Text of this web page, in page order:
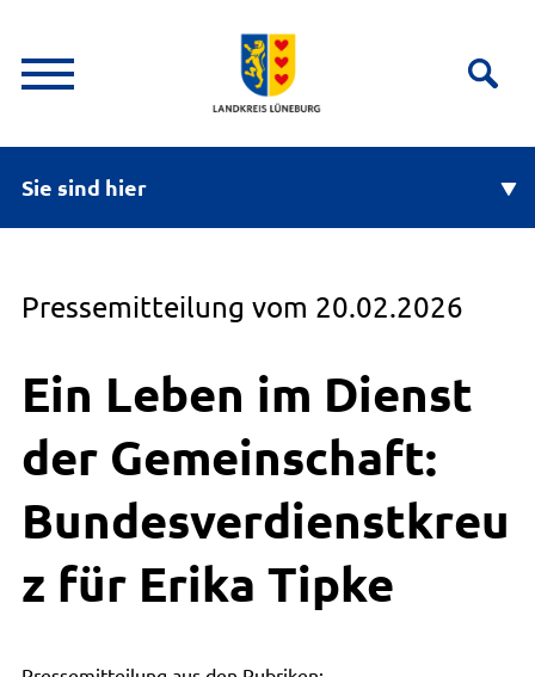
Sie sind hier
Pressemitteilung vom 20.02.2026
Ein Leben im Dienst
der Gemeinschaft:
Bundesverdienstkreu
z für Erika Tipke